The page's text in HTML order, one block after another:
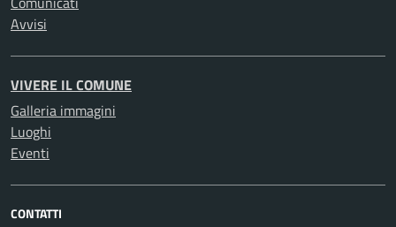
Avvisi
VIVERE IL COMUNE
Galleria immagini
Luoghi
Eventi
CONTATTI